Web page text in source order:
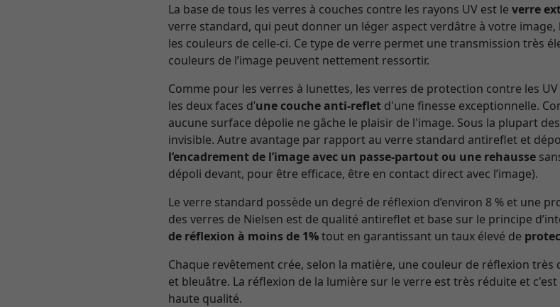
La base de tous les verres à couches contre les rayons UV est leverre
verre standard, qui peut donner un léger aspect verdâtre à votre
les couleurs de celle-ci. Ce type de verre permet une transmission très
couleurs de l’image peuvent nettement ressortir.
Comme pour les verres à lunettes, les verres de protection contre les
les deux faces d’une couche anti-reflet d'une finesse exceptionnelle.
aucune surface dépolie ne gâche le plaisir de l'image. Sous la plupart
invisible. Autre avantage par rapport au verre standard antireflet et
l’encadrement de l’image avec un passe-partout ou une rehausse
dépoli devant, pour être efficace, être en contact direct avec l’image).
Le verre standard possède un degré de réflexion d’environ 8 % et une
des verres de Nielsen est de qualité antireflet et base sur le principe
de réflexion à moins de 1%tout en garantissant un taux élevé de
Chaque revêtement crée, selon la matière, une couleur de réflexion
et bleuâtre. La réflexion de la lumière sur le verre est très réduite et
haute qualité.